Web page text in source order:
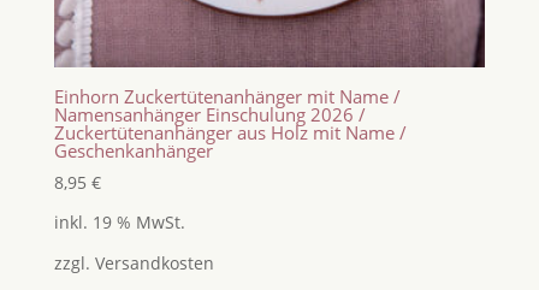
Einhorn Zuckertütenanhänger mit Name /
Namensanhänger Einschulung 2026 /
Zuckertütenanhänger aus Holz mit Name /
Geschenkanhänger
8,95 €
inkl. 19 % MwSt.
zzgl. Versandkosten